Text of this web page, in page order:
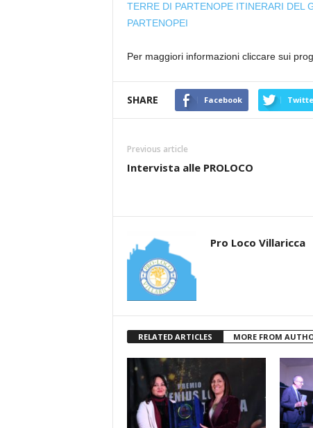
TERRE DI PARTENOPE ITINERARI DEL
PARTENOPEI
Per maggiori informazioni cliccare sui
SHARE Facebook
Previous article
Intervista alle PROLOCO
Pro Loco Villaricca
RELATED ARTICLES MORE FROM